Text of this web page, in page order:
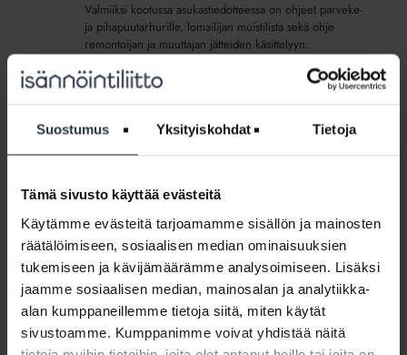
Suostumus Yksityiskohdat Tietoja
Tämä sivusto käyttää evästeitä
Käytämme evästeitä tarjoamamme sisällön ja mainosten
räätälöimiseen, sosiaalisen median ominaisuuksien
tukemiseen ja kävijämäärämme analysoimiseen. Lisäksi
jaamme sosiaalisen median, mainosalan ja analytiikka-
alan kumppaneillemme tietoja siitä, miten käytät
sivustoamme. Kumppanimme voivat yhdistää näitä
Valmiiksi kootussa asukastiedotteessa on ohjeet parveke-
ja pihapuutarhurille, lomailijan muistilista sekä ohje
remontoijan ja muuttajan jätteiden käsittelyyn.
Sisältö:
maalis-
2026
(lisäpalvelu)
2026 (lisäpalvelu)
Valmiiksi kootussa osakastiedotteessa muistutetaan
yhtiökokouksesta, yhteystietojen päivittämisestä
Maanmittauslaitokselle ja muutostyöilmoituksista.
Tiedotemalli kuuluu Viestiplus-palveluun (Viesti+).
Sisältö:
Tiedotemalli: Kausitiedote maalis-huhtikuu 2026